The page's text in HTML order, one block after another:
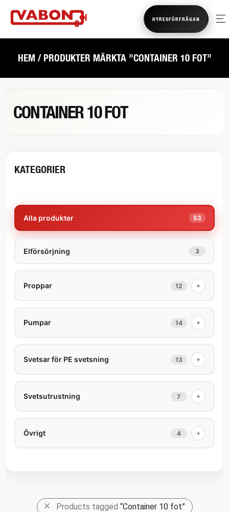
HYRESFÖRFRÅGAN
HEM / PRODUKTER MÄRKTA ”CONTAINER 10 FOT”
CONTAINER 10 FOT
KATEGORIER
Alla produkter 53
Elförsörjning 3
Proppar 12 +
Pumpar 14 +
Svetsar för PE svetsning 13 +
Svetsutrustning 7 +
Övrigt 4 +
Products tagged “Container 10 fot”